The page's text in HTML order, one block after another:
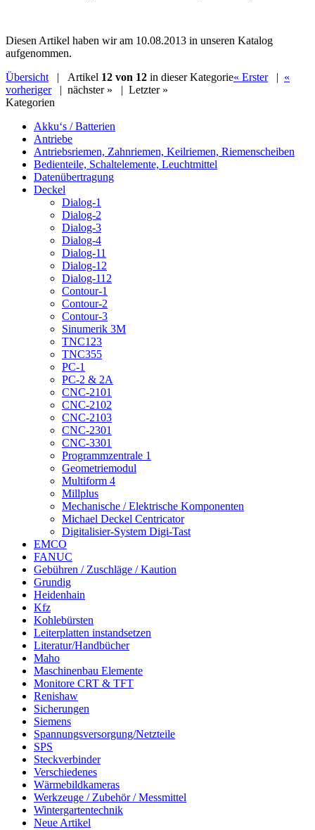
Diesen Artikel haben wir am 10.08.2013 in unseren Katalog
aufgenommen.
Übersicht| Artikel 12 von 12 in dieser Kategorie« Erster| «
vorheriger| nächster » | Letzter »
Kategorien
Akku‘s / Batterien
Antriebe
Antriebsriemen, Zahnriemen, Keilriemen, Riemenscheiben
Bedienteile, Schaltelemente, Leuchtmittel
Datenübertragung
Deckel
Dialog-1
Dialog-2
Dialog-3
Dialog-4
Dialog-11
Dialog-12
Dialog-112
Contour-1
Contour-2
Contour-3
Sinumerik 3M
TNC123
TNC355
PC-1
PC-2 & 2A
CNC-2101
CNC-2102
CNC-2103
CNC-2301
CNC-3301
Programmzentrale 1
Geometriemodul
Multiform 4
Millplus
Mechanische / Elektrische Komponenten
Michael Deckel Centricator
Digitalisier-System Digi-Tast
EMCO
FANUC
Gebühren / Zuschläge / Kaution
Grundig
Heidenhain
Kfz
Kohlebürsten
Leiterplatten instandsetzen
Literatur/Handbücher
Maho
Maschinenbau Elemente
Monitore CRT & TFT
Renishaw
Sicherungen
Siemens
Spannungsversorgung/Netzteile
SPS
Steckverbinder
Verschiedenes
Wärmebildkameras
Werkzeuge / Zubehör / Messmittel
Wintergartentechnik
Neue Artikel